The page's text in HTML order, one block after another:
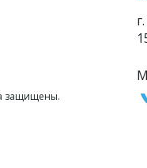
защищены.